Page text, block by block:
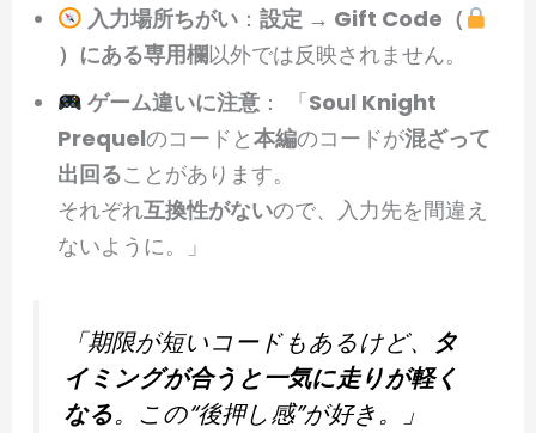
入力場所ちがい： 設定 → Gift Code（
）にある専用欄以外では反映されません。
ゲーム違いに注意： 「Soul Knight
Prequelのコードと本編のコードが混ざって
出回ることがあります。
それぞれ互換性がないので、入力先を間違え
ないように。」
「期限が短いコードもあるけど、
タ
イミングが合うと一気に走りが軽く
なる。この“後押し感”が好き。」